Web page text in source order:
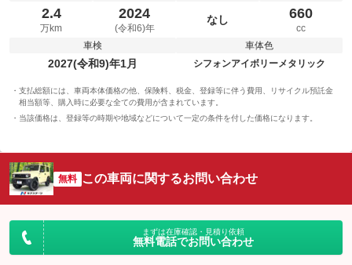
2.4
万km
2024
(令和6)年
なし 660
cc
車検
2027(令和9)年1月
車体色
シフォンアイボリーメタリック
支払総額には、車両本体価格の他、保険料、税金、登録等に伴う費用、リサイクル預託金
相当額等、購入時に必要な全ての費用が含まれています。
当該価格は、登録等の時期や地域などについて一定の条件を付した価格になります。
無料 この車両に関するお問い合わせ
まずは在庫確認・見積り依頼
無料電話でお問い合わせ